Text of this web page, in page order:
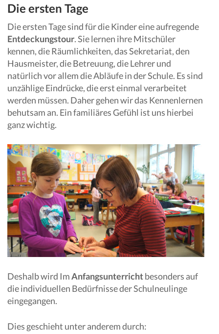
Die ersten Tage
Die ersten Tage sind für die Kinder eine aufregende
Entdeckungstour. Sie lernen ihre Mitschüler
kennen, die Räumlichkeiten, das Sekretariat, den
Hausmeister, die Betreuung, die Lehrer und
natürlich vor allem die Abläufe in der Schule. Es sind
unzählige Eindrücke, die erst einmal verarbeitet
werden müssen. Daher gehen wir das Kennenlernen
behutsam an. Ein familiäres Gefühl ist uns hierbei
ganz wichtig.
Deshalb wird ImAnfangsunterrichtbesonders auf
die individuellen Bedürfnisse der Schulneulinge
eingegangen.
Dies geschieht unter anderem durch: